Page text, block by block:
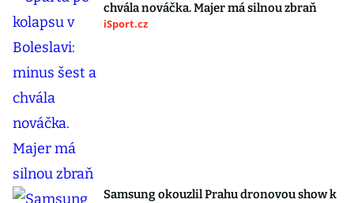
chvála nováčka. Majer má silnou zbraň
iSport.cz
Samsung okouzlil Prahu dronovou show k